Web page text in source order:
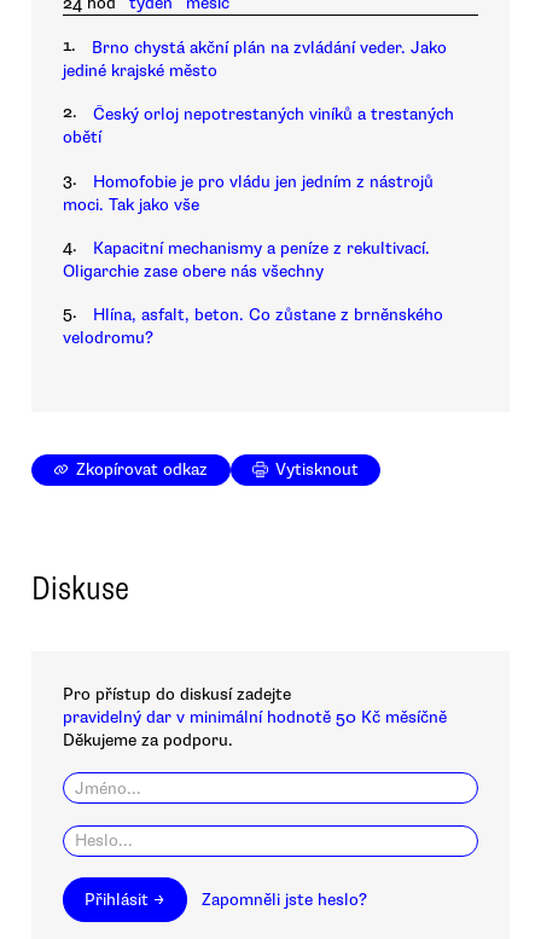
1.
Brno chystá akční plán na zvládání veder. Jako
jediné krajské město
2.
Český orloj nepotrestaných viníků a trestaných
obětí
3.
Homofobie je pro vládu jen jedním z nástrojů
moci. Tak jako vše
4.
Kapacitní mechanismy a peníze z rekultivací.
Oligarchie zase obere nás všechny
5.
Hlína, asfalt, beton. Co zůstane z brněnského
velodromu?
Zkopírovat odkaz Vytisknout
Diskuse
Pro přístup do diskusí zadejte
pravidelný dar v minimální hodnotě 50 Kč měsíčně
Děkujeme za podporu.
Přihlásit → Zapomněli jste heslo?